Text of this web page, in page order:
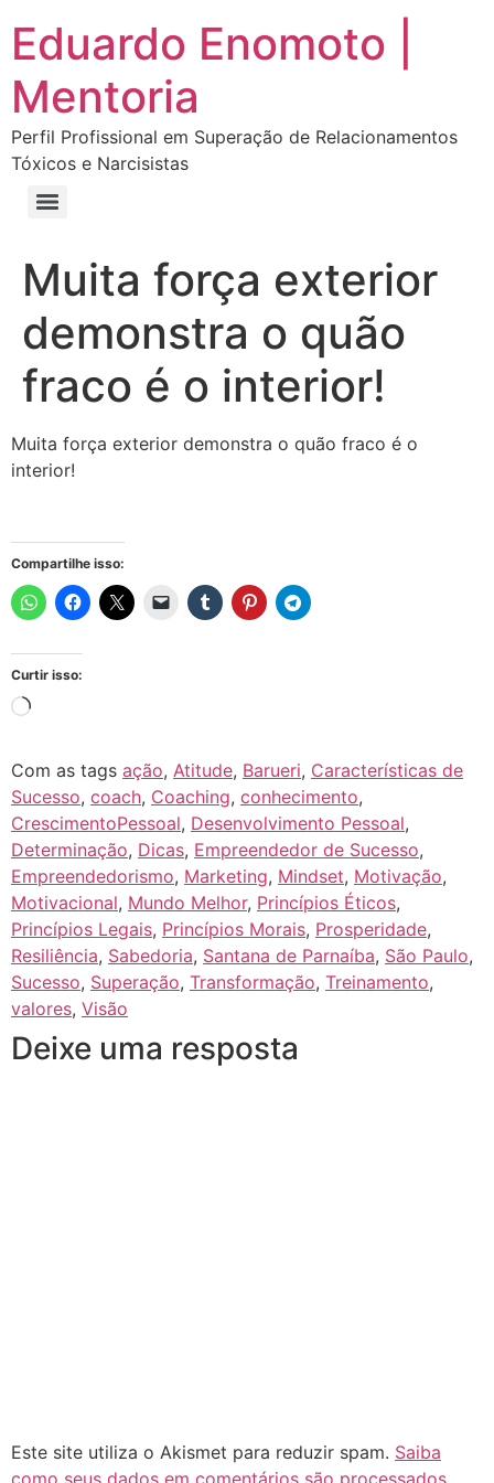
Eduardo Enomoto |
Mentoria
Perfil Profissional em Superação de Relacionamentos
Tóxicos e Narcisistas
Muita força exterior
demonstra o quão
fraco é o interior!
Muita força exterior demonstra o quão fraco é o
interior!
Compartilhe isso:
Curtir isso:
Com as tags ação, Atitude, Barueri, Características de
Sucesso, coach, Coaching, conhecimento,
CrescimentoPessoal, Desenvolvimento Pessoal,
Determinação, Dicas, Empreendedor de Sucesso,
Empreendedorismo, Marketing, Mindset, Motivação,
Motivacional, Mundo Melhor, Princípios Éticos,
Princípios Legais, Princípios Morais, Prosperidade,
Resiliência, Sabedoria, Santana de Parnaíba, São Paulo,
Sucesso, Superação, Transformação, Treinamento,
valores, Visão
Deixe uma resposta
Este site utiliza o Akismet para reduzir spam. Saiba
como seus dados em comentários são processados